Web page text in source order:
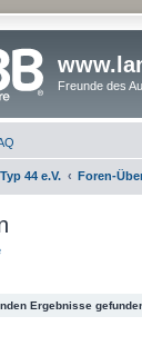
Freunde des
44 e.V. Foren-
Ergebnisse